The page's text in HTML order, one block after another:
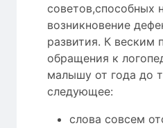
советов,способных
возникновение
развития. К веским
обращения к
малышу от года до
следующее:
слова совсем